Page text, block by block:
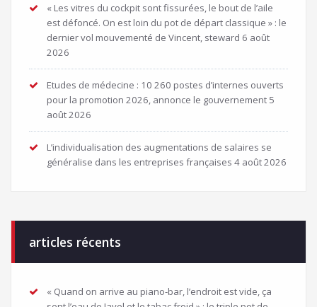
« Les vitres du cockpit sont fissurées, le bout de l’aile
est défoncé. On est loin du pot de départ classique » : le
dernier vol mouvementé de Vincent, steward 6 août
2026
Etudes de médecine : 10 260 postes d’internes ouverts
pour la promotion 2026, annonce le gouvernement 5
août 2026
L’individualisation des augmentations de salaires se
généralise dans les entreprises françaises 4 août 2026
articles récents
« Quand on arrive au piano-bar, l’endroit est vide, ça